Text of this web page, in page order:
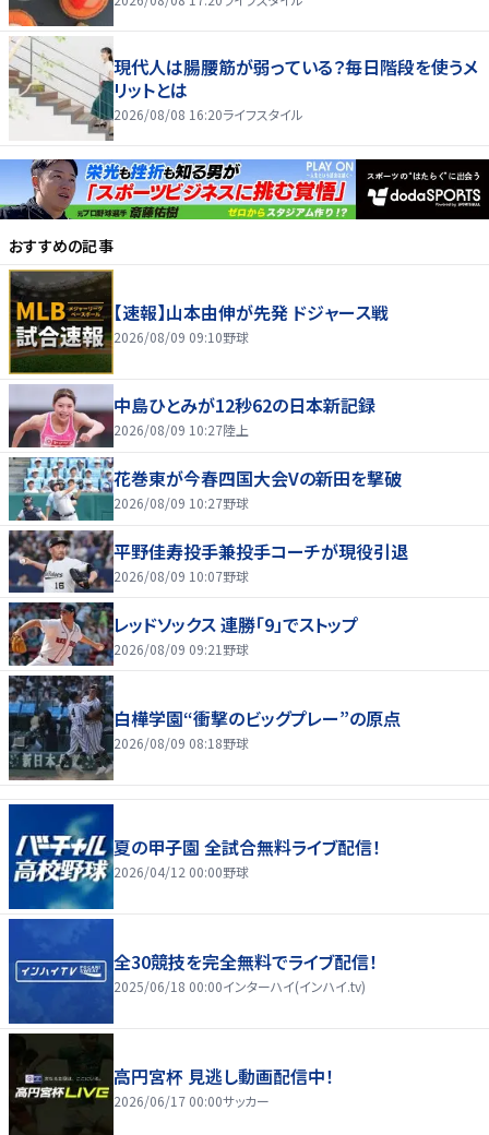
現代人は腸腰筋が弱っている？毎日階段を使うメ
リットとは
2026/08/08 16:20ライフスタイル
おすすめの記事
【速報】山本由伸が先発 ドジャース戦
2026/08/09 09:10野球
中島ひとみが12秒62の日本新記録
2026/08/09 10:27陸上
花巻東が今春四国大会Vの新田を撃破
2026/08/09 10:27野球
平野佳寿投手兼投手コーチが現役引退
2026/08/09 10:07野球
レッドソックス 連勝「9」でストップ
2026/08/09 09:21 野球
白樺学園“衝撃のビッグプレー”の原点
2026/08/09 08:18野球
夏の甲子園 全試合無料ライブ配信！
2026/04/12 00:00野球
全30競技を完全無料でライブ配信！
2025/06/18 00:00インターハイ(インハイ.tv)
高円宮杯 見逃し動画配信中！
2026/06/17 00:00サッカー